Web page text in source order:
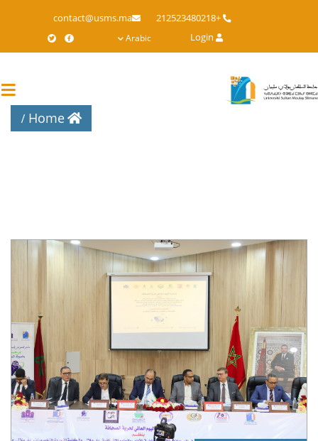
main
+212523480218
contact@usms.ma
Login
Arabic
Home